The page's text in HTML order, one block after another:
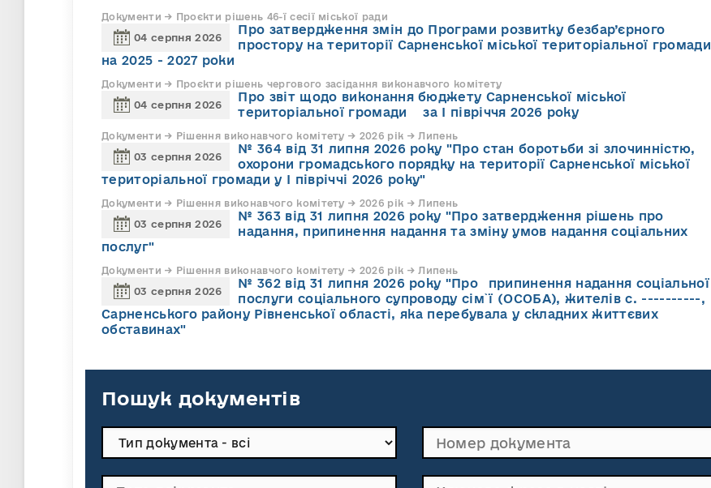
Документи → Проєкти рішень 46-ї сесії міської ради
04 серпня 2026
Про затвердження змін до Програми розвитку безбар’єрного
простору на території Сарненської міської територіальної громади
на 2025 - 2027 роки
Документи → Проєкти рішень чергового засідання виконавчого комітету
04 серпня 2026
Про звіт щодо виконання бюджету Сарненської міської
територіальної громади за І півріччя 2026 року
Документи → Рішення виконавчого комітету → 2026 рік → Липень
03 серпня 2026
№ 364 від 31 липня 2026 року "Про стан боротьби зі злочинністю,
охорони громадського порядку на території Сарненської міської
територіальної громади у І півріччі 2026 року"
Документи → Рішення виконавчого комітету → 2026 рік → Липень
03 серпня 2026
№ 363 від 31 липня 2026 року "Про затвердження рішень про
надання, припинення надання та зміну умов надання соціальних
послуг"
Документи → Рішення виконавчого комітету → 2026 рік → Липень
03 серпня 2026
№ 362 від 31 липня 2026 року "Про припинення надання соціальної
послуги соціального супроводу cім`ї (ОСОБА), жителів с. ----------,
Сарненського району Рівненської області, яка перебувала у складних життєвих
обставинах"
Пошук документів